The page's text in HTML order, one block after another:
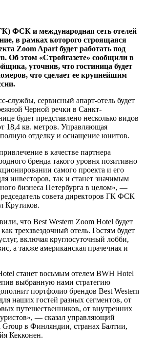
ФСК и международная сеть отелей
в рамках которого строящаяся
Zoom Apart будет работать под
Об этом «Стройгазете» сообщили в
уточнив, что гостиница будет
что сделает ее крупнейшим
службы, сервисный апарт-отель будет
Черной речки в Санкт-
будет представлено несколько видов
18,4 кв. метров. Управляющая
отделку и оснащение юнитов.
в качестве партнера
бренда такого уровня позитивно
самого проекта и его
инвесторов, так и станет значимым
бизнеса Петербурга в целом», —
совета директоров ГК ФСК
Крутиков.
что Best Western Zoom Hotel будет
трехзвездочный отель. Гостям будет
включая круглосуточный лобби,
а также американская прачечная и
станет восьмым отелем BWH Hotel
выбранную нами стратегию
портфолио брендов Best Western
наших гостей разных сегментов, от
путешественников, от внутренних
— сказал управляющий
в Финляндии, странах Балтии,
Кекконен.